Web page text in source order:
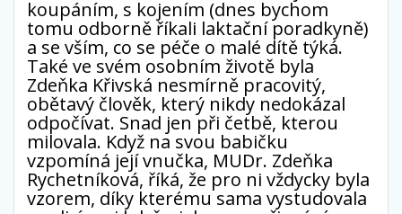
koupáním, s kojením (dnes bychom
tomu odborně říkali laktační poradkyně)
a se vším, co se péče o malé dítě týká.
Také ve svém osobním životě byla
Zdeňka Křivská nesmírně pracovitý,
obětavý člověk, který nikdy nedokázal
odpočívat. Snad jen při četbě, kterou
milovala. Když na svou babičku
vzpomíná její vnučka, MUDr. Zdeňka
Rychetníková, říká, že pro ni vždycky byla
vzorem, díky kterému sama vystudovala